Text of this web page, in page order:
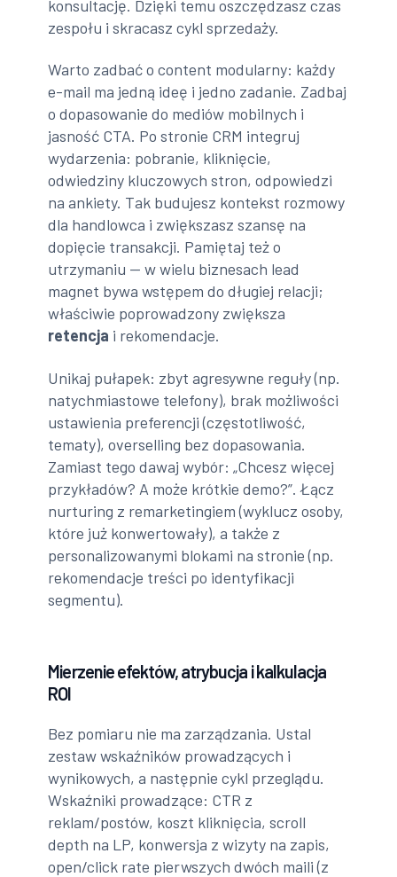
konsultację. Dzięki temu oszczędzasz czas
zespołu i skracasz cykl sprzedaży.
Warto zadbać o content modularny: każdy
e-mail ma jedną ideę i jedno zadanie. Zadbaj
o dopasowanie do mediów mobilnych i
jasność CTA. Po stronie CRM integruj
wydarzenia: pobranie, kliknięcie,
odwiedziny kluczowych stron, odpowiedzi
na ankiety. Tak budujesz kontekst rozmowy
dla handlowca i zwiększasz szansę na
dopięcie transakcji. Pamiętaj też o
utrzymaniu — w wielu biznesach lead
magnet bywa wstępem do długiej relacji;
właściwie poprowadzony zwiększa
retencja i rekomendacje.
Unikaj pułapek: zbyt agresywne reguły (np.
natychmiastowe telefony), brak możliwości
ustawienia preferencji (częstotliwość,
tematy), overselling bez dopasowania.
Zamiast tego dawaj wybór: „Chcesz więcej
przykładów? A może krótkie demo?”. Łącz
nurturing z remarketingiem (wyklucz osoby,
które już konwertowały), a także z
personalizowanymi blokami na stronie (np.
rekomendacje treści po identyfikacji
segmentu).
Mierzenie efektów, atrybucja i kalkulacja
ROI
Bez pomiaru nie ma zarządzania. Ustal
zestaw wskaźników prowadzących i
wynikowych, a następnie cykl przeglądu.
Wskaźniki prowadzące: CTR z
reklam/postów, koszt kliknięcia, scroll
depth na LP, konwersja z wizyty na zapis,
open/click rate pierwszych dwóch maili (z